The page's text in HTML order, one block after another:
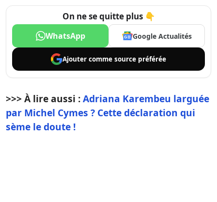
On ne se quitte plus 👇
WhatsApp Google Actualités
Ajouter comme source préférée
>>> À lire aussi :Adriana Karembeu larguée
par Michel Cymes ? Cette déclaration qui
sème le doute !